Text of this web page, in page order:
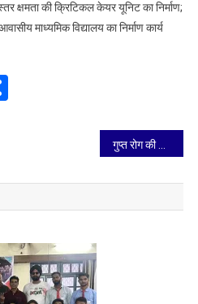
क्षमता की क्रिटिकल केयर यूनिट का निर्माण;
माध्यमिक विद्यालय का निर्माण कार्य
Share